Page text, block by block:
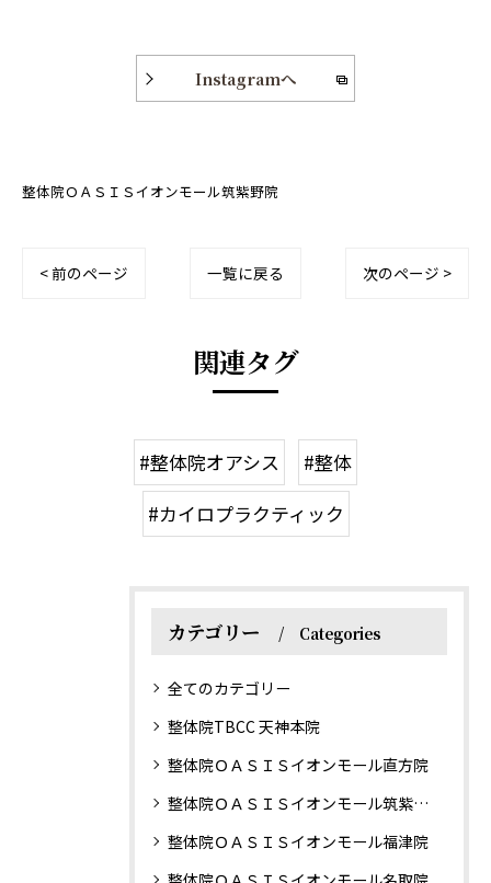
Instagramへ
整体院ＯＡＳＩＳイオンモール筑紫野院
< 前のページ 一覧に戻る 次のページ >
関連タグ
#整体院オアシス
#整体
#カイロプラクティック
カテゴリー Categories
全てのカテゴリー
整体院TBCC 天神本院
整体院ＯＡＳＩＳイオンモール直方院
整体院ＯＡＳＩＳイオンモール筑紫野院
整体院ＯＡＳＩＳイオンモール福津院